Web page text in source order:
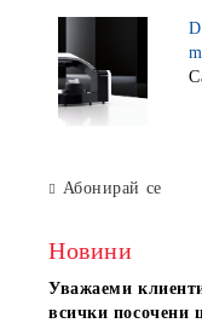
Абонирай се
Новини
Уважаеми
всички посочени